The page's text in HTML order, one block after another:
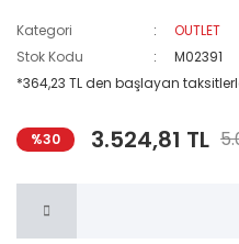
Kategori
OUTLET
Stok Kodu
M02391
*364,23 TL den başlayan
%30 3.524,81 TL